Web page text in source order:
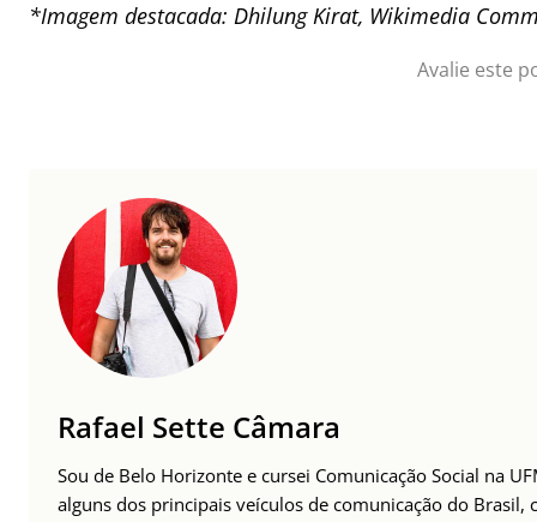
*Imagem destacada: Dhilung Kirat, Wikimedia
Avalie este
Rafael Sette Câmara
Sou de Belo Horizonte e cursei Comunicação Social na
alguns dos principais veículos de comunicação do Brasil,